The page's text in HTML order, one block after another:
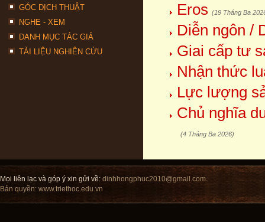
GÓC DỊCH THUẬT
NGHE - XEM
DANH MỤC TÁC GIẢ
TÀI LIỆU NGHIÊN CỨU
Eros (19 Tháng Ba
Diễn ngôn /
Giai cấp tư
Nhận thức
Lực lượng
Chủ nghĩa
(4 Tháng Ba 2026)
Mọi liên lạc và góp ý xin gửi về: dinhhongphuc2010@gmail.com.
Bản quyền: www.triethoc.edu.vn